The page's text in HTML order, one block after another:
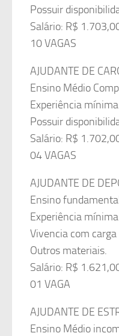
Possuir
Salário: R$
10 VAGAS
AJUDANTE DE
Ensino Médio
Experiência
Possuir
Salário: R$
04 VAGAS
AJUDANTE DE
Ensino
Experiência
Vivencia com
Outros materiais.
Salário: R$
01 VAGA
AJUDANTE DE
Ensino Médio